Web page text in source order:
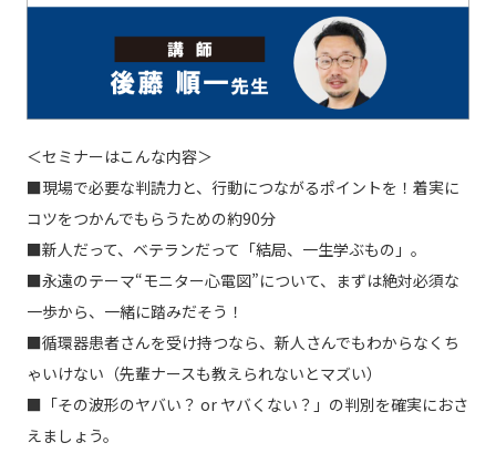
＜セミナーはこんな内容＞
■現場で必要な判読力と、行動につながるポイントを！着実に
コツをつかんでもらうための約90分
■新人だって、ベテランだって「結局、一生学ぶもの」。
■永遠のテーマ“モニター心電図”について、まずは絶対必須な
一歩から、一緒に踏みだそう！
■循環器患者さんを受け持つなら、新人さんでもわからなくち
ゃいけない（先輩ナースも教えられないとマズい）
■「その波形のヤバい？ or ヤバくない？」の判別を確実におさ
えましょう。